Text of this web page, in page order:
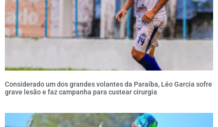
Considerado um dos grandes volantes da Paraíba, Léo Garcia sofre
grave lesão e faz campanha para custear cirurgia